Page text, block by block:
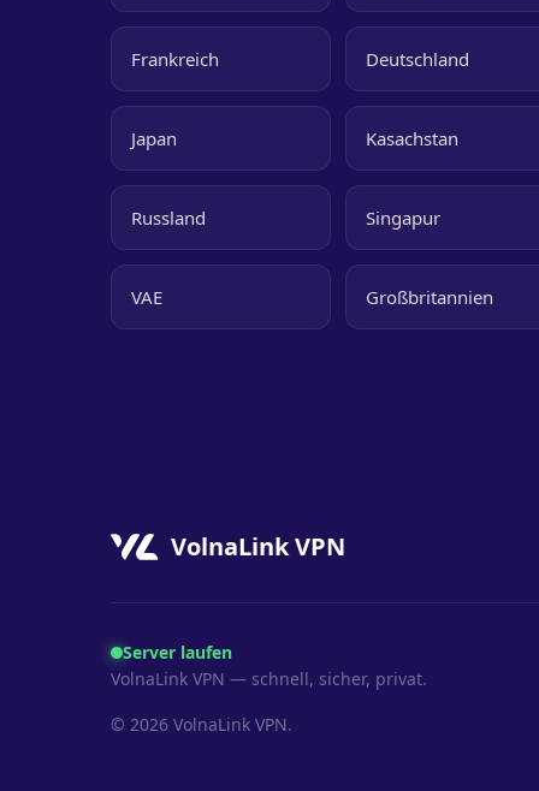
Frankreich Deutschland
Japan Kasachstan
Russland Singapur
VAE Großbritannien
VolnaLink VPN
Server laufen
VolnaLink VPN — schnell, sicher, privat.
© 2026 VolnaLink VPN.